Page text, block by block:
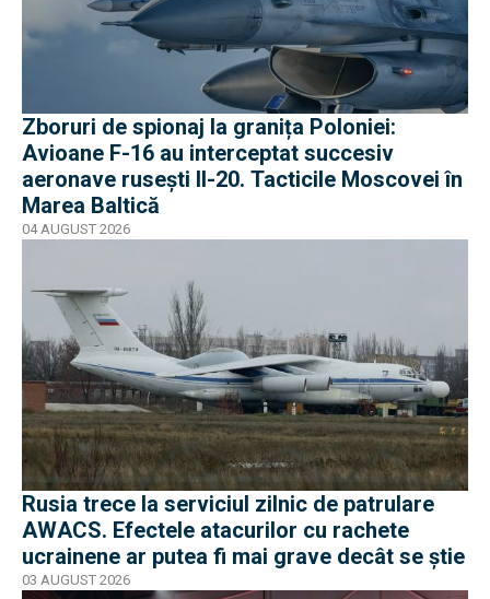
Zboruri de spionaj la granița Poloniei:
Avioane F-16 au interceptat succesiv
aeronave rusești Il-20. Tacticile Moscovei în
Marea Baltică
04 AUGUST 2026
Rusia trece la serviciul zilnic de patrulare
AWACS. Efectele atacurilor cu rachete
ucrainene ar putea fi mai grave decât se știe
03 AUGUST 2026